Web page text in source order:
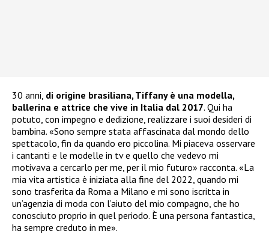
30 anni, di origine brasiliana, Tiffany è una modella,
ballerina e attrice che vive in Italia dal 2017. Qui ha
potuto, con impegno e dedizione, realizzare i suoi desideri di
bambina. «Sono sempre stata affascinata dal mondo dello
spettacolo, fin da quando ero piccolina. Mi piaceva osservare
i cantanti e le modelle in tv e quello che vedevo mi
motivava a cercarlo per me, per il mio futuro» racconta. «La
mia vita artistica è iniziata alla fine del 2022, quando mi
sono trasferita da Roma a Milano e mi sono iscritta in
un’agenzia di moda con l’aiuto del mio compagno, che ho
conosciuto proprio in quel periodo. È una persona fantastica,
ha sempre creduto in me».